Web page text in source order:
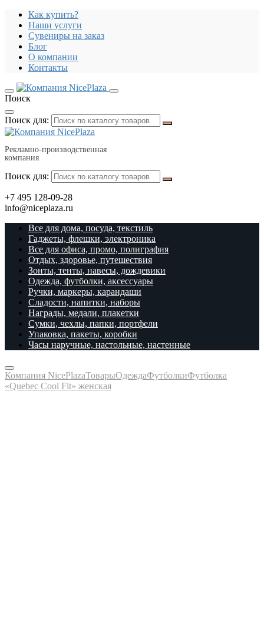
Как купить?
Наши услуги
Сувениры на заказ
Блог
О компании
Контакты
Поиск
Поиск для:
Рекламно-производственная
компания
Поиск для:
+7 495 128-09-28
info@niceplaza.ru
Все для дома, посуда, текстиль
Гаджеты, флешки, электроника
Все для офиса, промо, полиграфия
Отдых, здоровье, путешествия
Зонты, тенты, навесы, дождевики
Одежда, футболки, аксессуары
Ручки, маркеры, карандаши
Сладости, напитки, наборы
Награды, медали, плакетки
Сумки, чехлы, папки, портфели
Упаковка, пакеты, коробки
Часы наручные, настольные, настенные
Компания NicePlazaТоварыОдеждаФутболкиФутболка
«Quebec Cool Fit» женская